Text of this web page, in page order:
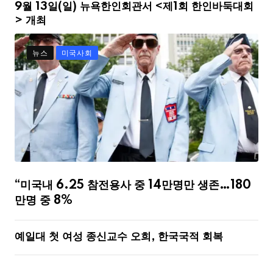
9월 13일(일) 뉴욕한인회관서 <제1회 한인바둑대회
> 개최
뉴스 미국사회
“미국내 6.25 참전용사 중 14만명만 생존…180
만명 중 8%
예일대 첫 여성 종신교수 오희, 한국국적 회복